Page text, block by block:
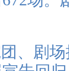
、剧